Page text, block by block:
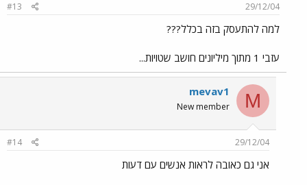
29/12/04
#13
למה להתעסק בזה בכלל???
עזבי 1 מתוך מיליונים חושב שטויות...
M
mevav1
New member
29/12/04
#14
אני גם כאובה לראות אנשים עם דעות